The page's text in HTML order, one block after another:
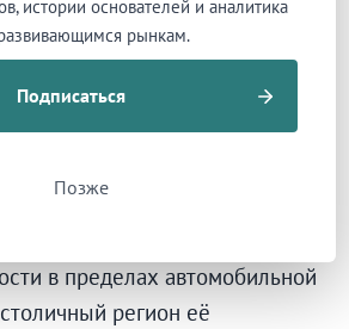
дороже индустриальной цены.
берут продукцию с
хранения. Логистика способна
за считанные часы после
в пределах автомобильной
регион её
истории основателей и аналитика
рынкам.
Подписаться
Позже